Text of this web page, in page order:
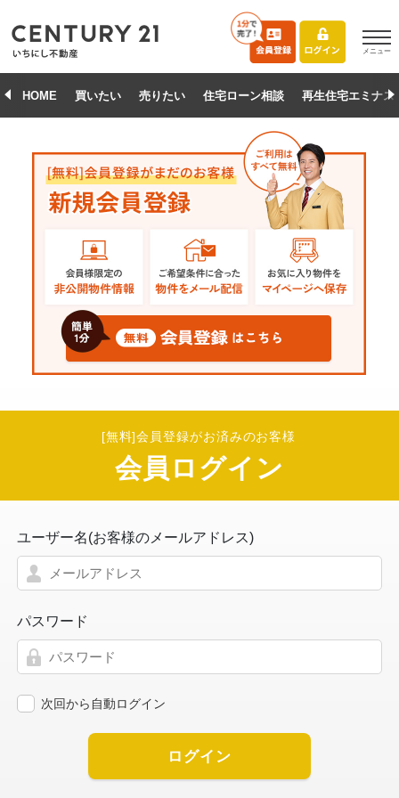
メニュー
HOME 買いたい 売りたい 住宅ローン相談 再生住宅エミナス
[無料]会員登録がお済みのお客様
会員ログイン
ユーザー名(お客様のメールアドレス)
パスワード
次回から自動ログイン